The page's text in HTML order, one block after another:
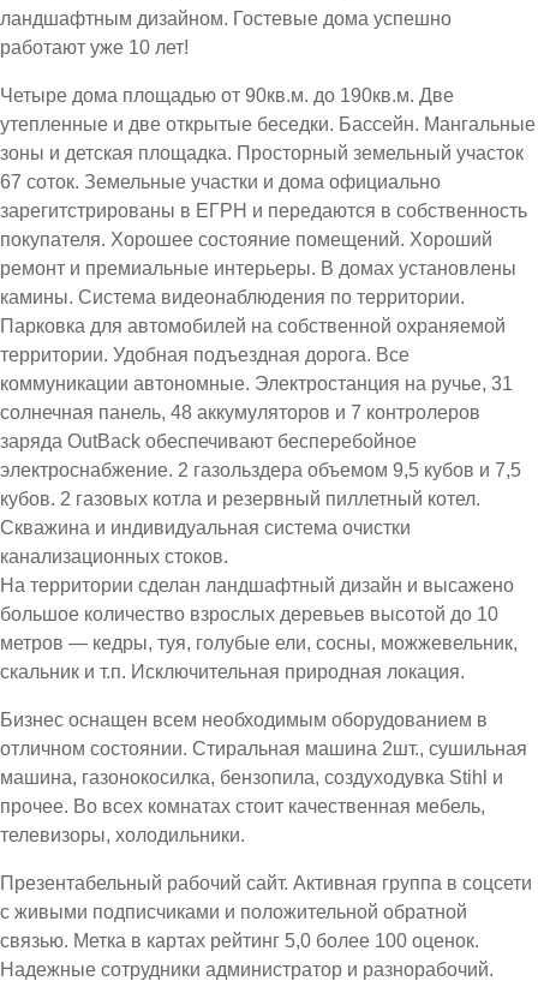
ландшафтным дизайном. Гостевые дома успешно
работают уже 10 лет!
Четыре дома площадью от 90кв.м. до 190кв.м. Две
утепленные и две открытые беседки. Бассейн. Мангальные
зоны и детская площадка. Просторный земельный участок
67 соток. Земельные участки и дома официально
зарегитстрированы в ЕГРН и передаются в собственность
покупателя. Хорошее состояние помещений. Хороший
ремонт и премиальные интерьеры. В домах установлены
камины. Система видеонаблюдения по территории.
Парковка для автомобилей на собственной охраняемой
территории. Удобная подъездная дорога. Все
коммуникации автономные. Электростанция на ручье, 31
солнечная панель, 48 аккумуляторов и 7 контролеров
заряда OutBack обеспечивают бесперебойное
электроснабжение. 2 газольздера объемом 9,5 кубов и 7,5
кубов. 2 газовых котла и резервный пиллетный котел.
Скважина и индивидуальная система очистки
канализационных стоков.
На территории сделан ландшафтный дизайн и высажено
большое количество взрослых деревьев высотой до 10
метров — кедры, туя, голубые ели, сосны, можжевельник,
скальник и т.п. Исключительная природная локация.
Бизнес оснащен всем необходимым оборудованием в
отличном состоянии. Стиральная машина 2шт., сушильная
машина, газонокосилка, бензопила, создуходувка Stihl и
прочее. Во всех комнатах стоит качественная мебель,
телевизоры, холодильники.
Презентабельный рабочий сайт. Активная группа в соцсети
с живыми подписчиками и положительной обратной
связью. Метка в картах рейтинг 5,0 более 100 оценок.
Надежные сотрудники администратор и разнорабочий.